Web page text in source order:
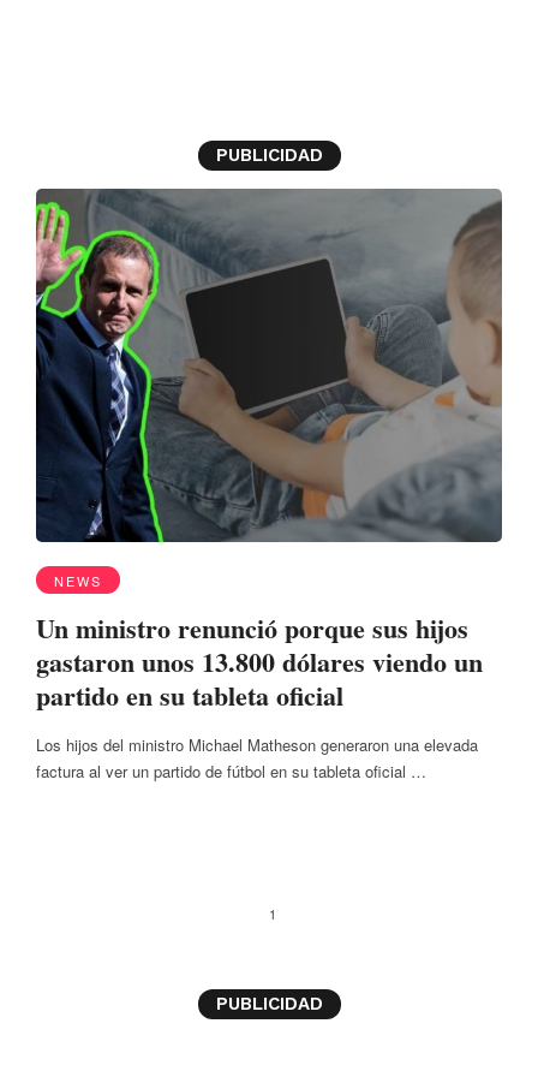
PUBLICIDAD
NEWS
Un ministro renunció porque sus hijos
gastaron unos 13.800 dólares viendo un
partido en su tableta oficial
Los hijos del ministro Michael Matheson generaron una elevada
factura al ver un partido de fútbol en su tableta oficial …
1
PUBLICIDAD